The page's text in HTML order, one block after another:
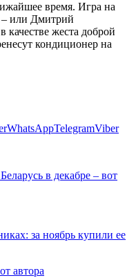
время. Игра на
– или Дмитрий
качестве жеста доброй
кондиционер на
WhatsAppTelegramViber
в декабре – вот
за ноябрь купили ее
автора